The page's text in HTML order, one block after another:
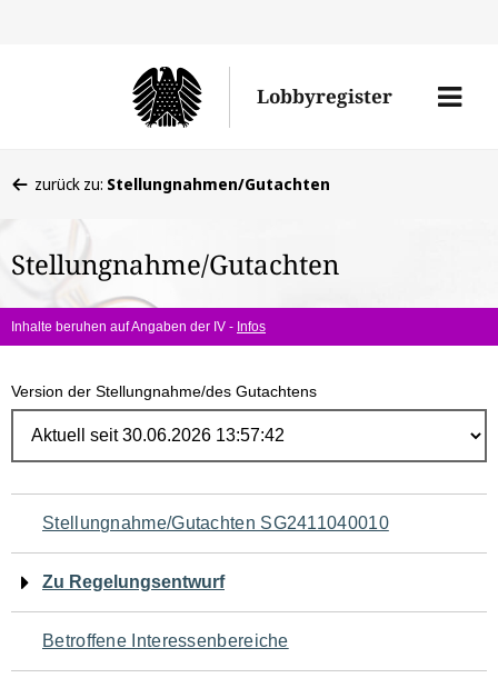
Lobbyregister
Menü
befinden
hier:
zurück zu: Stellungnahmen/Gutachten
Stellungnahme/Gutachten
Inhalte beruhen auf Angaben der IV - Infos
Version der Stellungnahme/des Gutachtens
Navigation
für
den
Seiteninhalt
Stellungnahme/Gutachten SG2411040010
Zu Regelungsentwurf
Betroffene Interessenbereiche